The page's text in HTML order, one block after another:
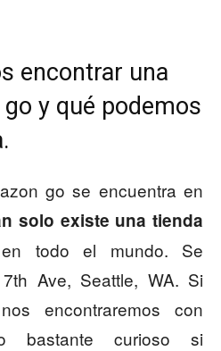
encontrar una
y qué podemos
go se encuentra en
solo existe una tienda
todo el mundo. Se
Ave, Seattle, WA. Si
encontraremos con
bastante curioso si